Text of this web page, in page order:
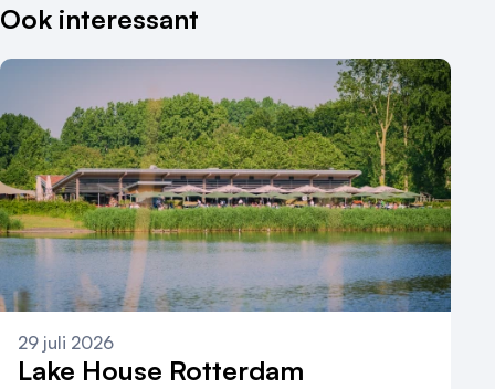
Ook interessant
29 juli 2026
Lake House Rotterdam